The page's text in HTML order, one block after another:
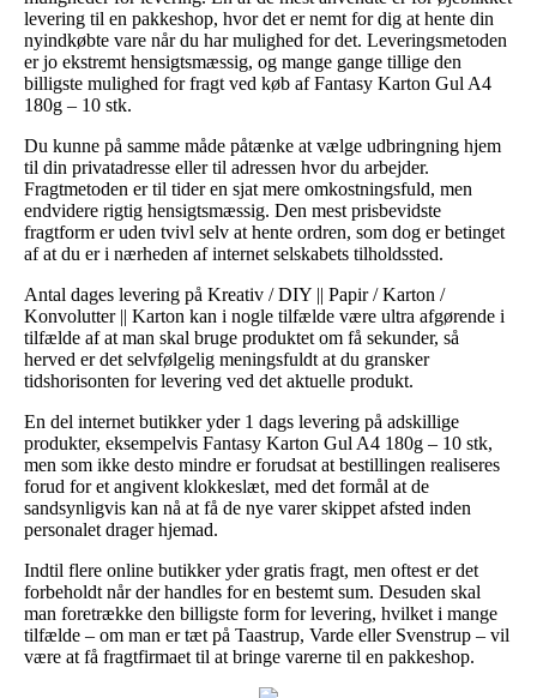
levering til en pakkeshop, hvor det er nemt for dig at hente din
nyindkøbte vare når du har mulighed for det. Leveringsmetoden
er jo ekstremt hensigtsmæssig, og mange gange tillige den
billigste mulighed for fragt ved køb af Fantasy Karton Gul A4
180g – 10 stk.
Du kunne på samme måde påtænke at vælge udbringning hjem
til din privatadresse eller til adressen hvor du arbejder.
Fragtmetoden er til tider en sjat mere omkostningsfuld, men
endvidere rigtig hensigtsmæssig. Den mest prisbevidste
fragtform er uden tvivl selv at hente ordren, som dog er betinget
af at du er i nærheden af internet selskabets tilholdssted.
Antal dages levering på Kreativ / DIY || Papir / Karton /
Konvolutter || Karton kan i nogle tilfælde være ultra afgørende i
tilfælde af at man skal bruge produktet om få sekunder, så
herved er det selvfølgelig meningsfuldt at du gransker
tidshorisonten for levering ved det aktuelle produkt.
En del internet butikker yder 1 dags levering på adskillige
produkter, eksempelvis Fantasy Karton Gul A4 180g – 10 stk,
men som ikke desto mindre er forudsat at bestillingen realiseres
forud for et angivent klokkeslæt, med det formål at de
sandsynligvis kan nå at få de nye varer skippet afsted inden
personalet drager hjemad.
Indtil flere online butikker yder gratis fragt, men oftest er det
forbeholdt når der handles for en bestemt sum. Desuden skal
man foretrække den billigste form for levering, hvilket i mange
tilfælde – om man er tæt på Taastrup, Varde eller Svenstrup – vil
være at få fragtfirmaet til at bringe varerne til en pakkeshop.